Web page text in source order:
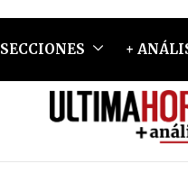
SECCIONES +